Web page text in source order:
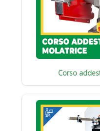
Corso